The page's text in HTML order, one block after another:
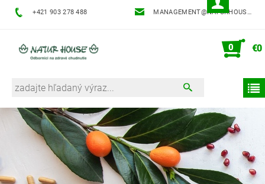
+421 903 278 488 MANAGEMENT@NATURHOUSE.SK
0 €0